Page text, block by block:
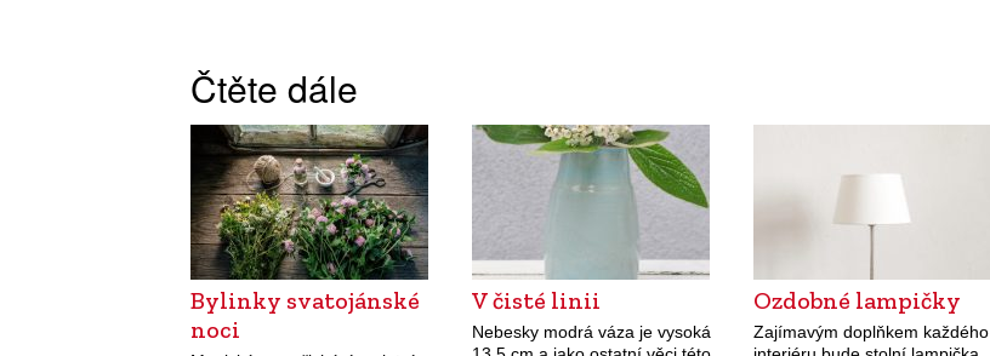
Čtěte dále
Bylinky svatojánské
noci
V čisté linii
Nebesky modrá váza je vysoká
Ozdobné lampičky
Zajímavým doplňkem každého